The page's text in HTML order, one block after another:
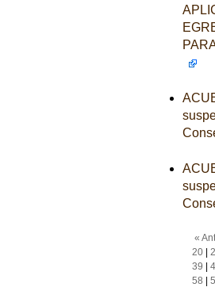
«
20|
39
58